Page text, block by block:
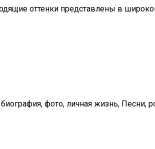
оттенки представлены в
фото, личная жизнь, Песни,